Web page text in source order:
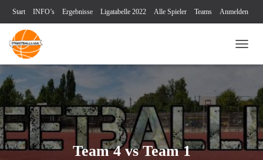
Start INFO’s Ergebnisse Ligatabelle 2022 Alle Spieler Teams Anmelden
Team 4 vs Team 1